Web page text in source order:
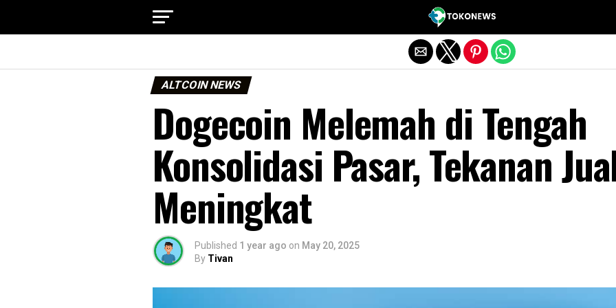
ALTCOIN NEWS
Dogecoin Melemah di Tengah
Konsolidasi Pasar, Tekanan
Meningkat
Published 1 year ago on May 20, 2025
By Tivan
Exit mobile version